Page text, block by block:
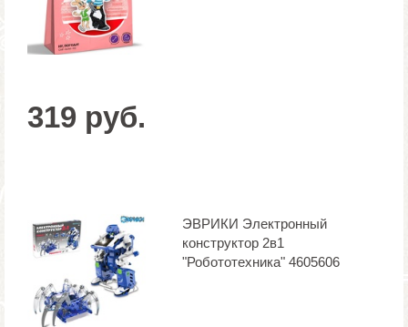
319 руб.
ЭВРИКИ Электронный
конструктор 2в1
"Робототехника" 4605606